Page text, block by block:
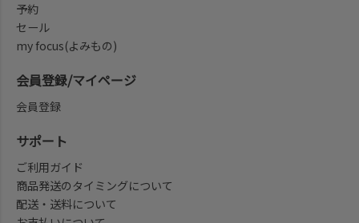
予約
セール
my focus(よみもの)
会員登録/マイページ
会員登録
サポート
ご利用ガイド
商品発送のタイミングについて
配送・送料について